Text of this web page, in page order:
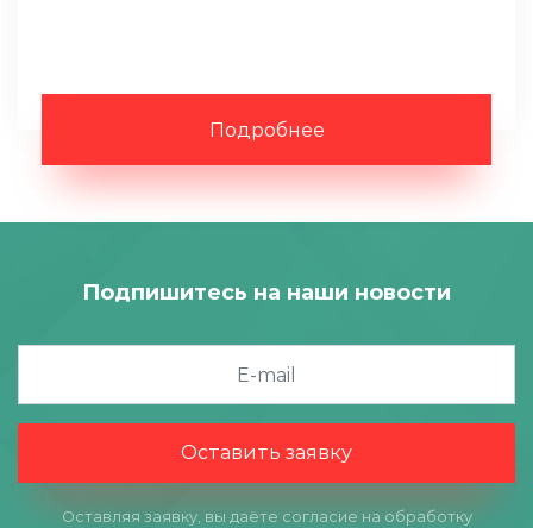
Подробнее
Подпишитесь на наши новости
Оставить заявку
Оставляя заявку, вы даёте согласие на обработку